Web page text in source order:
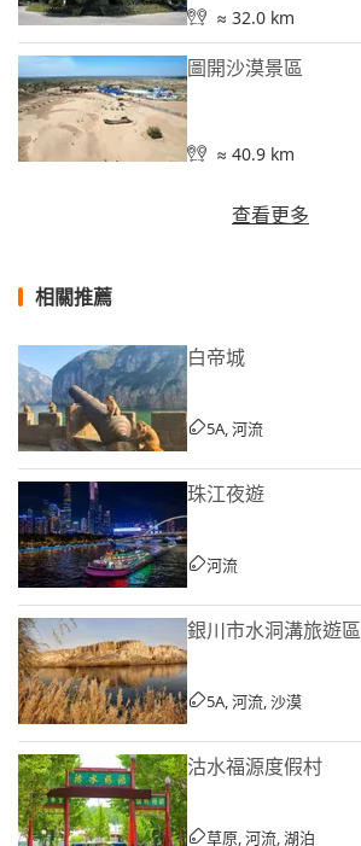
≈ 32.0 km
圖開沙漠景區
≈ 40.9 km
查看更多
相關推薦
白帝城
5A, 河流
珠江夜遊
河流
銀川市水洞溝旅遊區
5A, 河流, 沙漠
沽水福源度假村
草原, 河流, 湖泊